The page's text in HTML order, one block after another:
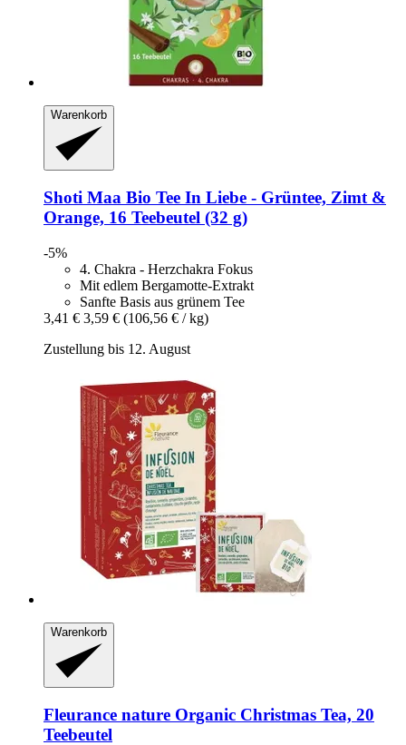
Warenkorb
Shoti Maa Bio Tee In Liebe -​ Grüntee, Zimt &
Orange, 16 Teebeutel (32 g)
-5%
4. Chakra - Herzchakra Fokus
Mit edlem Bergamotte-Extrakt
Sanfte Basis aus grünem Tee
3,41 € 3,59 € (106,56 € / kg)
Zustellung bis 12. August
Warenkorb
Fleurance nature Organic Christmas Tea, 20
Teebeutel